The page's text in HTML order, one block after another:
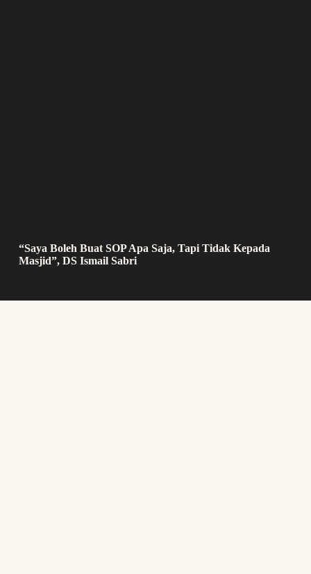
“Saya Boleh Buat SOP Apa Saja, Tapi Tidak Kepada
Masjid”, DS Ismail Sabri